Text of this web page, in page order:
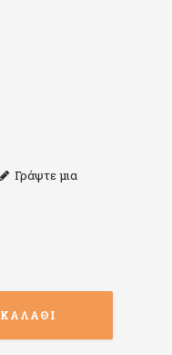
Γράψτε μια
ΚΑΛΆΘΙ